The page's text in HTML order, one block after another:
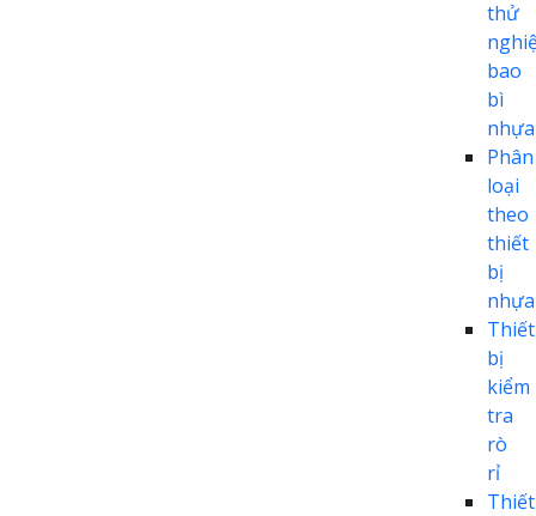
thử
bao
bì
nhựa
Phân
loại
theo
thiết
bị
nhựa
Thiết
bị
kiểm
tra
rò
rỉ
Thiết